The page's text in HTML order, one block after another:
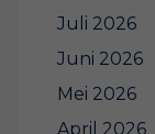
Juli 2026
Juni 2026
Mei 2026
April 2026